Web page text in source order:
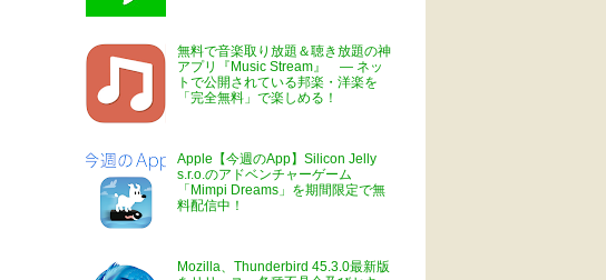
無料で音楽取り放題＆聴き放題の神
アプリ『Music Stream』 ― ネッ
トで公開されている邦楽・洋楽を
「完全無料」で楽しめる！
Apple【今週のApp】Silicon Jelly
s.r.o.のアドベンチャーゲーム
「Mimpi Dreams」を期間限定で無
料配信中！
Mozilla、Thunderbird 45.3.0最新版